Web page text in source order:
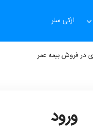
ازکی سلر
در فروش بیمه عمر
ورود